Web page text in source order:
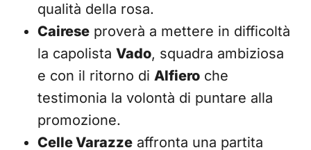
qualità della rosa.
Cairese proverà a mettere in difficoltà
la capolista Vado, squadra ambiziosa
e con il ritorno di Alfiero che
testimonia la volontà di puntare alla
promozione.
Celle Varazze affronta una partita